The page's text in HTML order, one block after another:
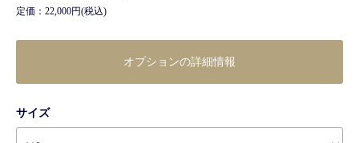
定価：22,000円(税込)
オプションの詳細情報
サイズ